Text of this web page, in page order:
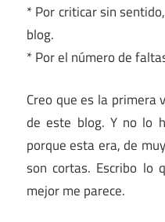
* Por criticar sin
blog.
* Por el número de
Creo que es la primera
de este blog. Y no lo
porque esta era, de
son cortas. Escribo lo
mejor me parece.